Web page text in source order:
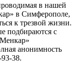
в нашей
в Симферополе,
к трезвой жизни.
подбираются с
анонимность
38.